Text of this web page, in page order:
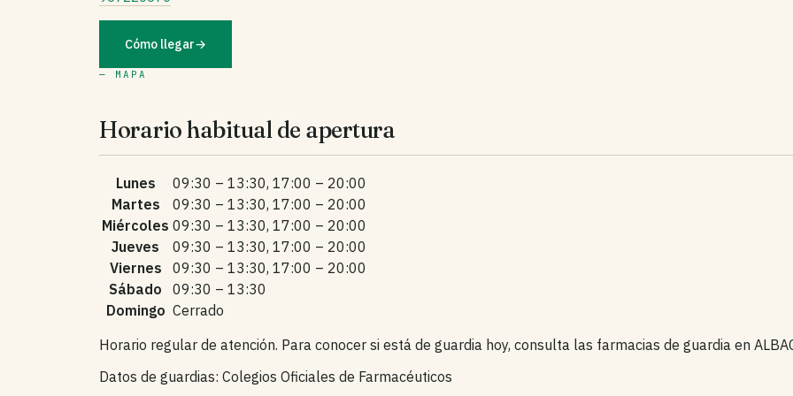
Cómo llegar→
— MAPA
Horario habitual de apertura
Lunes
09:30 – 13:30, 17:00 – 20:00
Martes
09:30 – 13:30, 17:00 – 20:00
Miércoles 09:30 – 13:30, 17:00 – 20:00
Jueves
09:30 – 13:30, 17:00 – 20:00
Viernes
09:30 – 13:30, 17:00 – 20:00
Sábado
09:30 – 13:30
Domingo Cerrado
Horario regular de atención. Para conocer si está de guardia hoy, consulta las farmacias de guardia en
Datos de guardias: Colegios Oficiales de Farmacéuticos